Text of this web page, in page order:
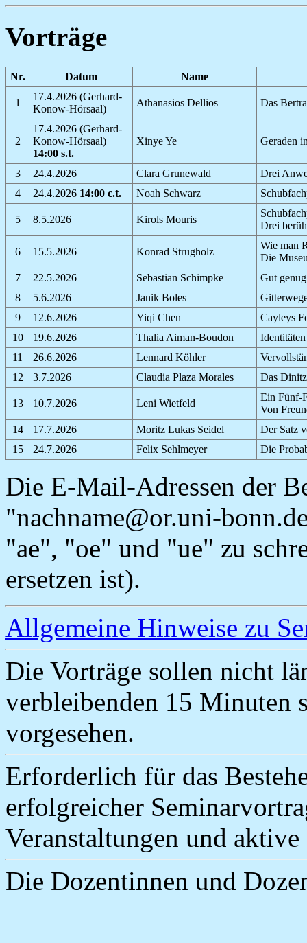
Vorträge
Nr. Datum Name
1
17.4.2026 (Gerhard-
Konow-Hörsaal)
Athanasios Dellios Das
2
17.4.2026 (Gerhard-
Konow-Hörsaal)
14:00 s.t.
Xinye Ye Geraden
3 24.4.2026 Clara Grunewald
Drei
4
24.4.2026 14:00 c.t. Noah Schwarz
5 8.5.2026 Kirols Mouris
Drei
6 15.5.2026 Konrad Strugholz
Wie man
Die
7
22.5.2026 Sebastian Schimpke
Gut
8
5.6.2026 Janik Boles
9
12.6.2026 Yiqi Chen
Cayleys
10
19.6.2026 Thalia Aiman-Boudon
11
26.6.2026 Lennard Köhler
12
3.7.2026 Claudia Plaza Morales Das
13 10.7.2026 Leni Wietfeld
Ein Fünf-
Von
14
17.7.2026 Moritz Lukas Seidel
Der Satz
15
24.7.2026 Felix Sehlmeyer Die
Die E-Mail-Adressen der
"nachname@or.uni-
"ae", "oe" und "ue" zu
ersetzen ist).
Allgemeine Hinweise zu
Die Vorträge sollen nicht
verbleibenden 15 Minuten
vorgesehen.
Erforderlich für das
erfolgreicher
Veranstaltungen und
Die Dozentinnen und